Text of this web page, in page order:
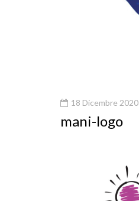
18 Dicembre 2020
mani-logo